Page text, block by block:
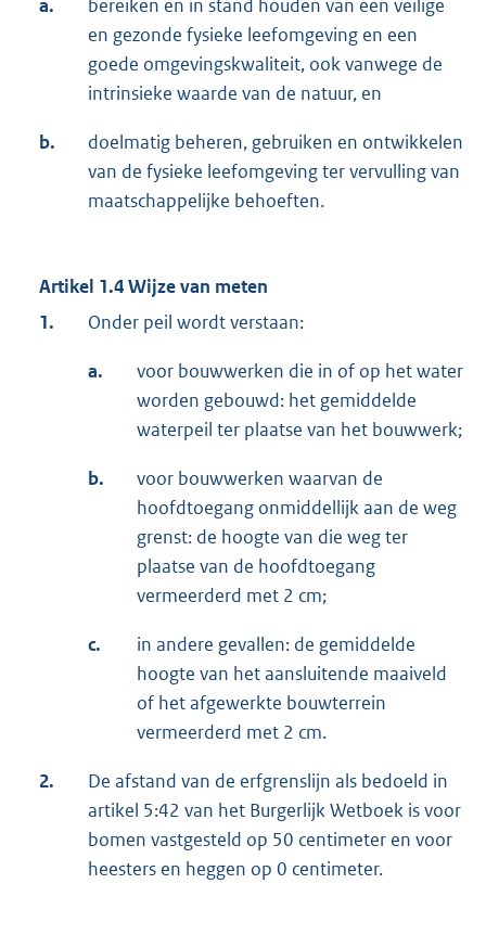
a.
bereiken en in stand houden van een veilige
en gezonde fysieke leefomgeving en een
goede omgevingskwaliteit, ook vanwege de
intrinsieke waarde van de natuur, en
b.
doelmatig beheren, gebruiken en ontwikkelen
van de fysieke leefomgeving ter vervulling van
maatschappelijke behoeften.
Artikel 1.4 Wijze van meten
1.
Onder peil wordt verstaan:
a.
voor bouwwerken die in of op het water
worden gebouwd: het gemiddelde
waterpeil ter plaatse van het bouwwerk;
b.
voor bouwwerken waarvan de
hoofdtoegang onmiddellijk aan de weg
grenst: de hoogte van die weg ter
plaatse van de hoofdtoegang
vermeerderd met 2 cm;
c.
in andere gevallen: de gemiddelde
hoogte van het aansluitende maaiveld
of het afgewerkte bouwterrein
vermeerderd met 2 cm.
2.
De afstand van de erfgrenslijn als bedoeld in
artikel 5:42 van het Burgerlijk Wetboek is voor
bomen vastgesteld op 50 centimeter en voor
heesters en heggen op 0 centimeter.